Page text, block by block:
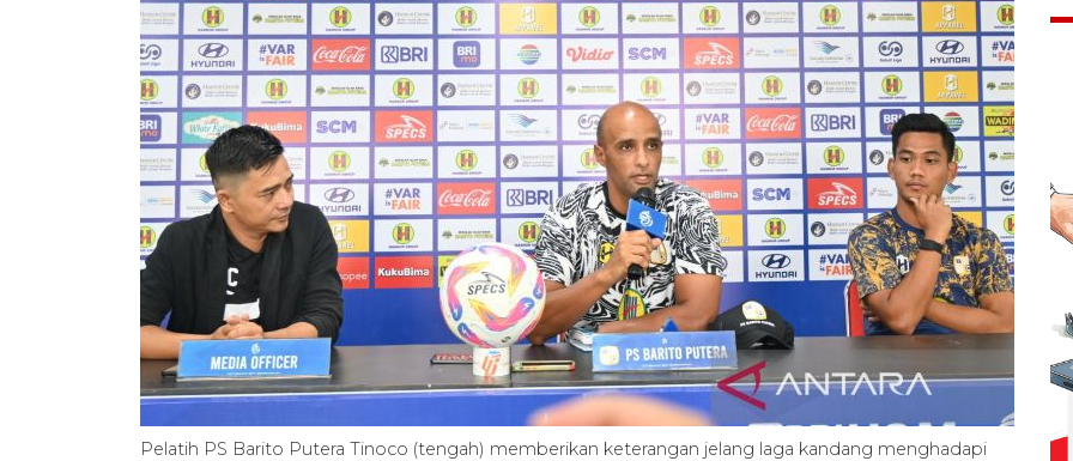
Pelatih PS Barito Putera Tinoco (tengah) memberikan keterangan jelang laga kandang menghadapi